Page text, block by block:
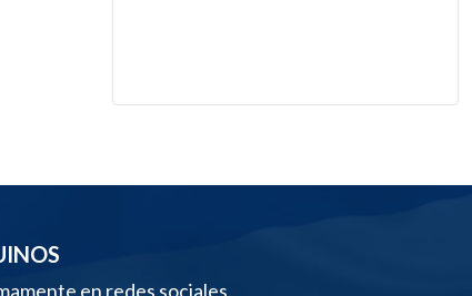
en redes sociales.